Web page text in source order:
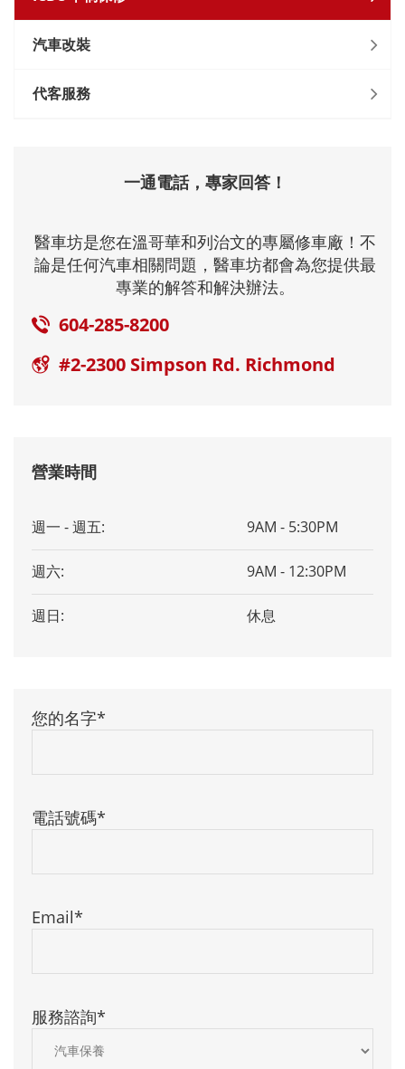
汽車改裝
代客服務
一通電話，專家回答！
醫車坊是您在溫哥華和列治文的專屬修車廠！不
論是任何汽車相關問題，醫車坊都會為您提供最
專業的解答和解決辦法。
604-285-8200
#2-2300 Simpson Rd. Richmond
營業時間
週一 - 週五: 9AM - 5:30PM
週六: 9AM - 12:30PM
週日: 休息
您的名字*
電話號碼*
Email*
服務諮詢*